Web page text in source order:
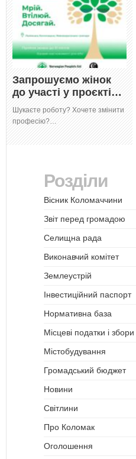
Запрошуємо жінок
до участі у проєкті…
Шукаєте роботу? Хочете змінити
професію?…
Розділи
Вісник Коломаччини
Звіт перед громадою
Селищна рада
Виконавчий комітет
Землеустрій
Інвестиційний паспорт
Нормативна база
Місцеві податки і збори
Містобудування
Громадський бюджет
Новини
Світлини
Про Коломак
Оголошення